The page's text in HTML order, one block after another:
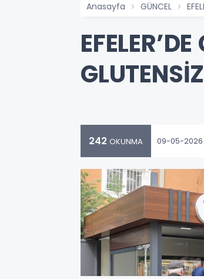
Anasayfa GÜNCEL
242 OKUNMA 09-05-2026